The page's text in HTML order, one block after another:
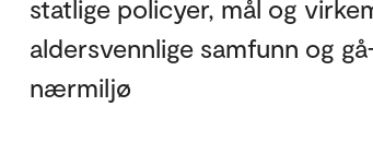
statlige policyer, mål og
aldersvennlige samfunn og
nærmiljø